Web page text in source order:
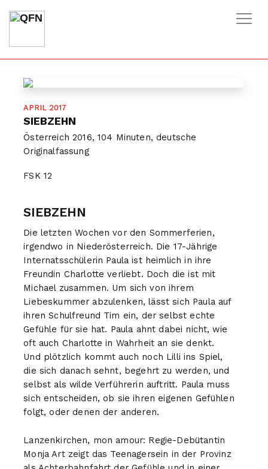
APRIL 2017
SIEBZEHN
Österreich 2016, 104 Minuten, deutsche
Originalfassung
FSK 12
SIEBZEHN
Die letzten Wochen vor den Sommerferien,
irgendwo in Niederösterreich. Die 17-Jährige
Internatsschülerin Paula ist heimlich in ihre
Freundin Charlotte verliebt. Doch die ist mit
Michael zusammen. Um sich von ihrem
Liebeskummer abzulenken, lässt sich Paula auf
ihren Schulfreund Tim ein, der selbst echte
Gefühle für sie hat. Paula ahnt dabei nicht, wie
oft auch Charlotte in Wahrheit an sie denkt.
Und plötzlich kommt auch noch Lilli ins Spiel,
die sich danach sehnt, begehrt zu werden, und
selbst als wilde Verführerin auftritt. Paula muss
sich entscheiden, ob sie ihren eigenen Gefühlen
folgt, oder denen der anderen.
Lanzenkirchen, mon amour: Regie-Debütantin
Monja Art zeigt das Teenagersein in der Provinz